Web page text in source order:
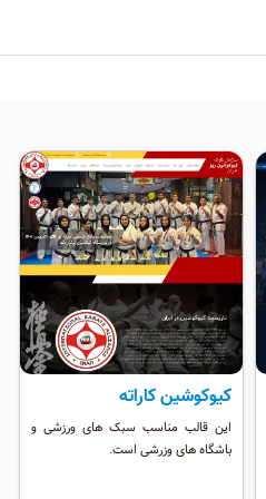
کیوکوشین کاراته
این قالب مناسب سبک های ورزشی و
باشگاه های وزرشی است.